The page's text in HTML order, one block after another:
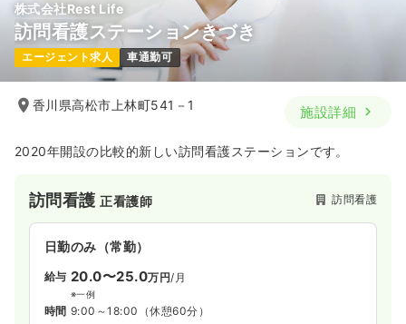
株式会社Rest Life
訪問看護ステーションきづき
エージェント求人 車通勤可
香川県高松市上林町541－1 施設詳細
2020年開設の比較的新しい訪問看護ステーションです。
訪問看護正看護師 訪問看護
日勤のみ（常勤）
給与 20.0〜25.0万円/月
※一例
時間 9:00～18:00 （休憩60分）